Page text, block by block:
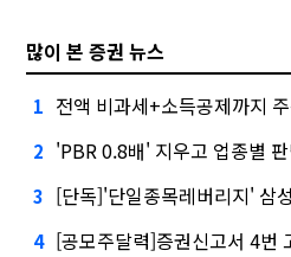
많이 본 증권 뉴스
1 전액 비과세+소득공제까지
2 'PBR 0.8배' 지우고 업종별 판단....정
3 [단독]'단일종목레버리지' 삼성운용 승
4 [공모주달력]증권신고서 4번 고친